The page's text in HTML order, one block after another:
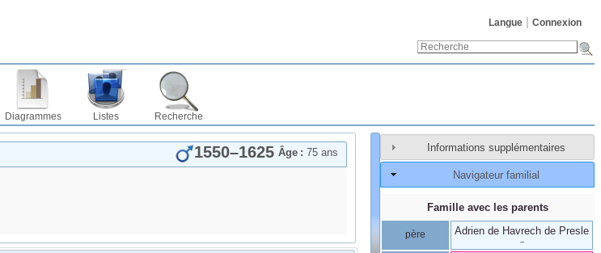
Langue Connexion
Diagrammes Listes Recherche
Âge : 75 ans
1550–1625 Informations supplémentaires
Navigateur familial
Famille avec les parents
père Adrien de Havrech de Presle
–